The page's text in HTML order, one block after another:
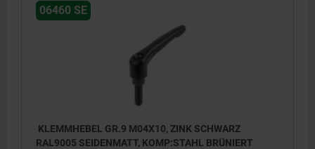
06460 SE
KLEMMHEBEL GR.9 M04X10, ZINK SCHWARZ
RAL9005 SEIDENMATT, KOMP:STAHL BRÜNIERT